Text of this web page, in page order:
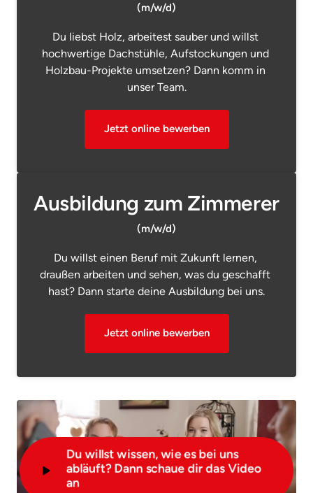
(m/w/d)
Du liebst Holz, arbeitest sauber und willst
hochwertige Dachstühle, Aufstockungen und
Holzbau-Projekte umsetzen? Dann komm in
unser Team.
Jetzt online bewerben
Ausbildung zum Zimmerer
(m/w/d)
Du willst einen Beruf mit Zukunft lernen,
draußen arbeiten und sehen, was du geschafft
hast? Dann starte deine Ausbildung bei uns.
Jetzt online bewerben
Du willst wissen, wie es bei uns
abläuft? Dann schaue dir das Video
an